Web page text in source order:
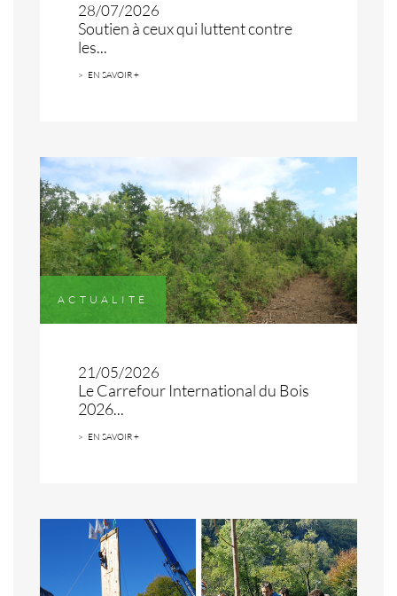
28/07/2026
Soutien à ceux qui luttent contre
les...
EN SAVOIR +
ACTUALITÉ
21/05/2026
Le Carrefour International du Bois
2026...
EN SAVOIR +